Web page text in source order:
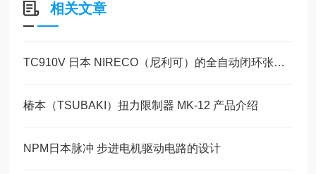
相关文章
TC910V 日本 NIRECO（尼利可）的全自动闭环张力控制器玉崎科学原装现货
椿本（TSUBAKI）扭力限制器 MK-12 产品介绍
NPM日本脉冲 步进电机驱动电路的设计